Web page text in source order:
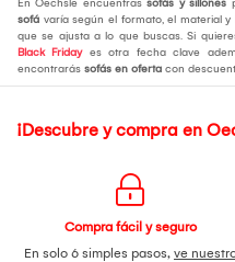
En Oechsle encuentras sofás y sillones
sofá varía según el formato, el material
que se ajusta a lo que buscas. Si
Black Fridayes otra fecha clave
encontrarás sofás en oferta con
¡Descubre y compra en
Compra fácil y seguro
En solo 6 simples pasos, ve